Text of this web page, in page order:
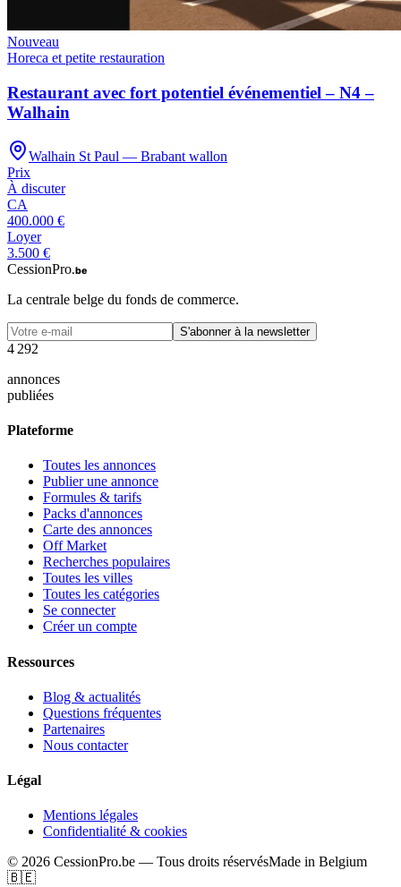
Nouveau
Horeca et petite restauration
Restaurant avec fort potentiel événementiel – N4 –
Walhain
Walhain St Paul — Brabant wallon
Prix
À discuter
CA
400.000 €
Loyer
3.500 €
CessionPro.be
La centrale belge du fonds de commerce.
S'abonner à la newsletter
4 292
annonces
publiées
Plateforme
Toutes les annonces
Publier une annonce
Formules & tarifs
Packs d'annonces
Carte des annonces
Off Market
Recherches populaires
Toutes les villes
Toutes les catégories
Se connecter
Créer un compte
Ressources
Blog & actualités
Questions fréquentes
Partenaires
Nous contacter
Légal
Mentions légales
Confidentialité & cookies
© 2026 CessionPro.be — Tous droits réservésMade in Belgium
🇧🇪